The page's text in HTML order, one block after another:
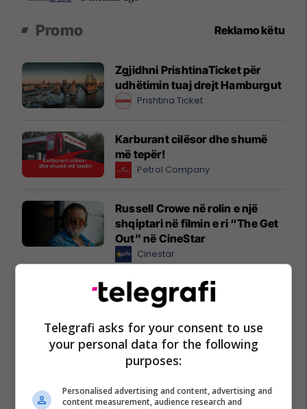
Promo Reklamo këtu
Zgjidhni PrishtinaTicket për
udhëtimin tuaj drejt Hamburgut
Prishtina Ticket
Karburant cilësor dhe shumë
më tepër!
Petrol Company
Russell Crowe në rolin e një
shqiptari në filmin e ri “The Get
Out” në CineStar
Cinestar
"A po takohemi? Veni dihet" –
Një histori që rritet bashkë me
familjet tona
Viva Fresh Store
Telegrafi asks for your consent to use
your personal data for the following
purposes:
Personalised advertising and content, advertising and
content measurement, audience research and